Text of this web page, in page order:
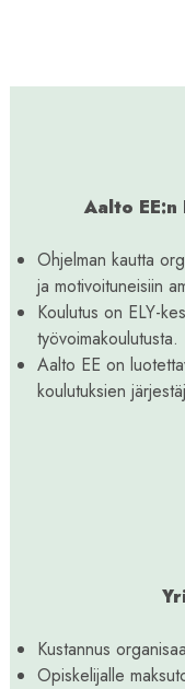
Aalto EE:n
Ohjelman kautta
ja motivoituneisiin
Koulutus on ELY-
työvoimakoulutusta.
Aalto EE on
koulutuksien
Kustannus
Opiskelijalle